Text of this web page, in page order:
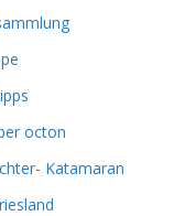
octon
Katamaran